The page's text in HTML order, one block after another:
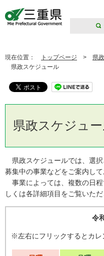
現在位置： トップページ > 県
県政スケジュール
県政スケジュ
県政スケジュールでは、選択
募集中の事業などをご案内して
事業によっては、複数の日
しくは各詳細項目をご覧いた
令
※左右にフリックするとカレ